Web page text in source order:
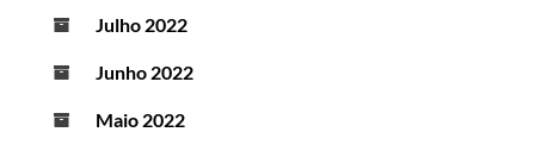
Julho 2022
Junho 2022
Maio 2022